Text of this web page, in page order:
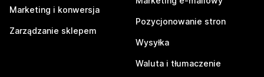
Marketing i konwersja
Zarządzanie sklepem
Pozycjonowanie stron
Wysyłka
Waluta i tłumaczenie